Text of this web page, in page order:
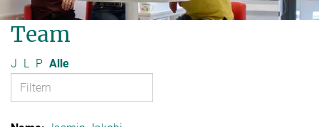
Team
J L P Alle